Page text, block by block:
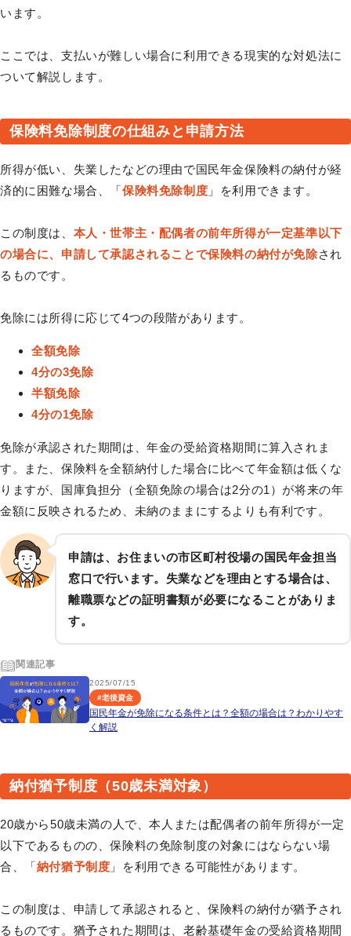
います。
ここでは、支払いが難しい場合に利用できる現実的な対処法に
ついて解説します。
保険料免除制度の仕組みと申請方法
所得が低い、失業したなどの理由で国民年金保険料の納付が経
済的に困難な場合、「保険料免除制度 」を利用できます。
この制度は、 本人・世帯主・配偶者の前年所得が一定基準以下
の場合に、申請して承認されることで保険料の納付が免除され
るものです。
免除には所得に応じて4つの段階があります。
全額免除
4分の3免除
半額免除
4分の1免除
免除が承認された期間は、年金の受給資格期間に算入されま
す。また、保険料を全額納付した場合に比べて年金額は低くな
りますが、国庫負担分（全額免除の場合は2分の1）が将来の年
金額に反映されるため、未納のままにするよりも有利です。
申請は、お住まいの市区町村役場の国民年金担当
窓口で行います。失業などを理由とする場合は、
離職票などの証明書類が必要になることがありま
す。
関連記事
2025/07/15
#老後資金
国民年金が免除になる条件とは？全額の場合は？わかりやす
く解説
納付猶予制度（50歳未満対象）
20歳から50歳未満の人で、本人または配偶者の前年所得が一定
以下であるものの、保険料の免除制度の対象にはならない場
合、「納付猶予制度 」を利用できる可能性があります。
この制度は、申請して承認されると、保険料の納付が猶予され
るものです。猶予された期間は、老齢基礎年金の受給資格期間